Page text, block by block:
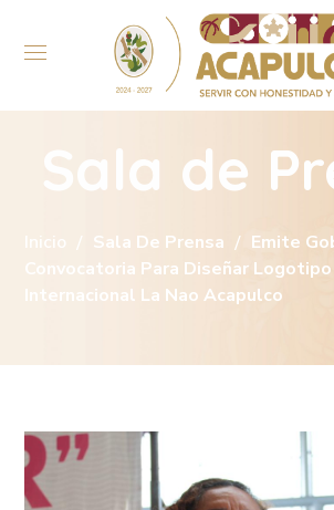
Sala de
Inicio Sala De Prensa
Emite
Convocatoria Para Diseñar
Internacional La Nao Acapulco